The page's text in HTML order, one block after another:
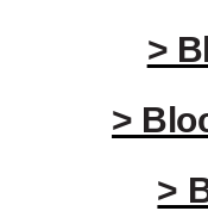
>
>
>